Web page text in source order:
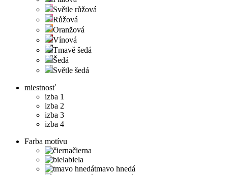
Světle růžová
Růžová
Oranžová
Vínová
Tmavě šedá
Šedá
Světle šedá
miestnosť
izba 1
izba 2
izba 3
izba 4
Farba motívu
čierna
biela
tmavo hnedá